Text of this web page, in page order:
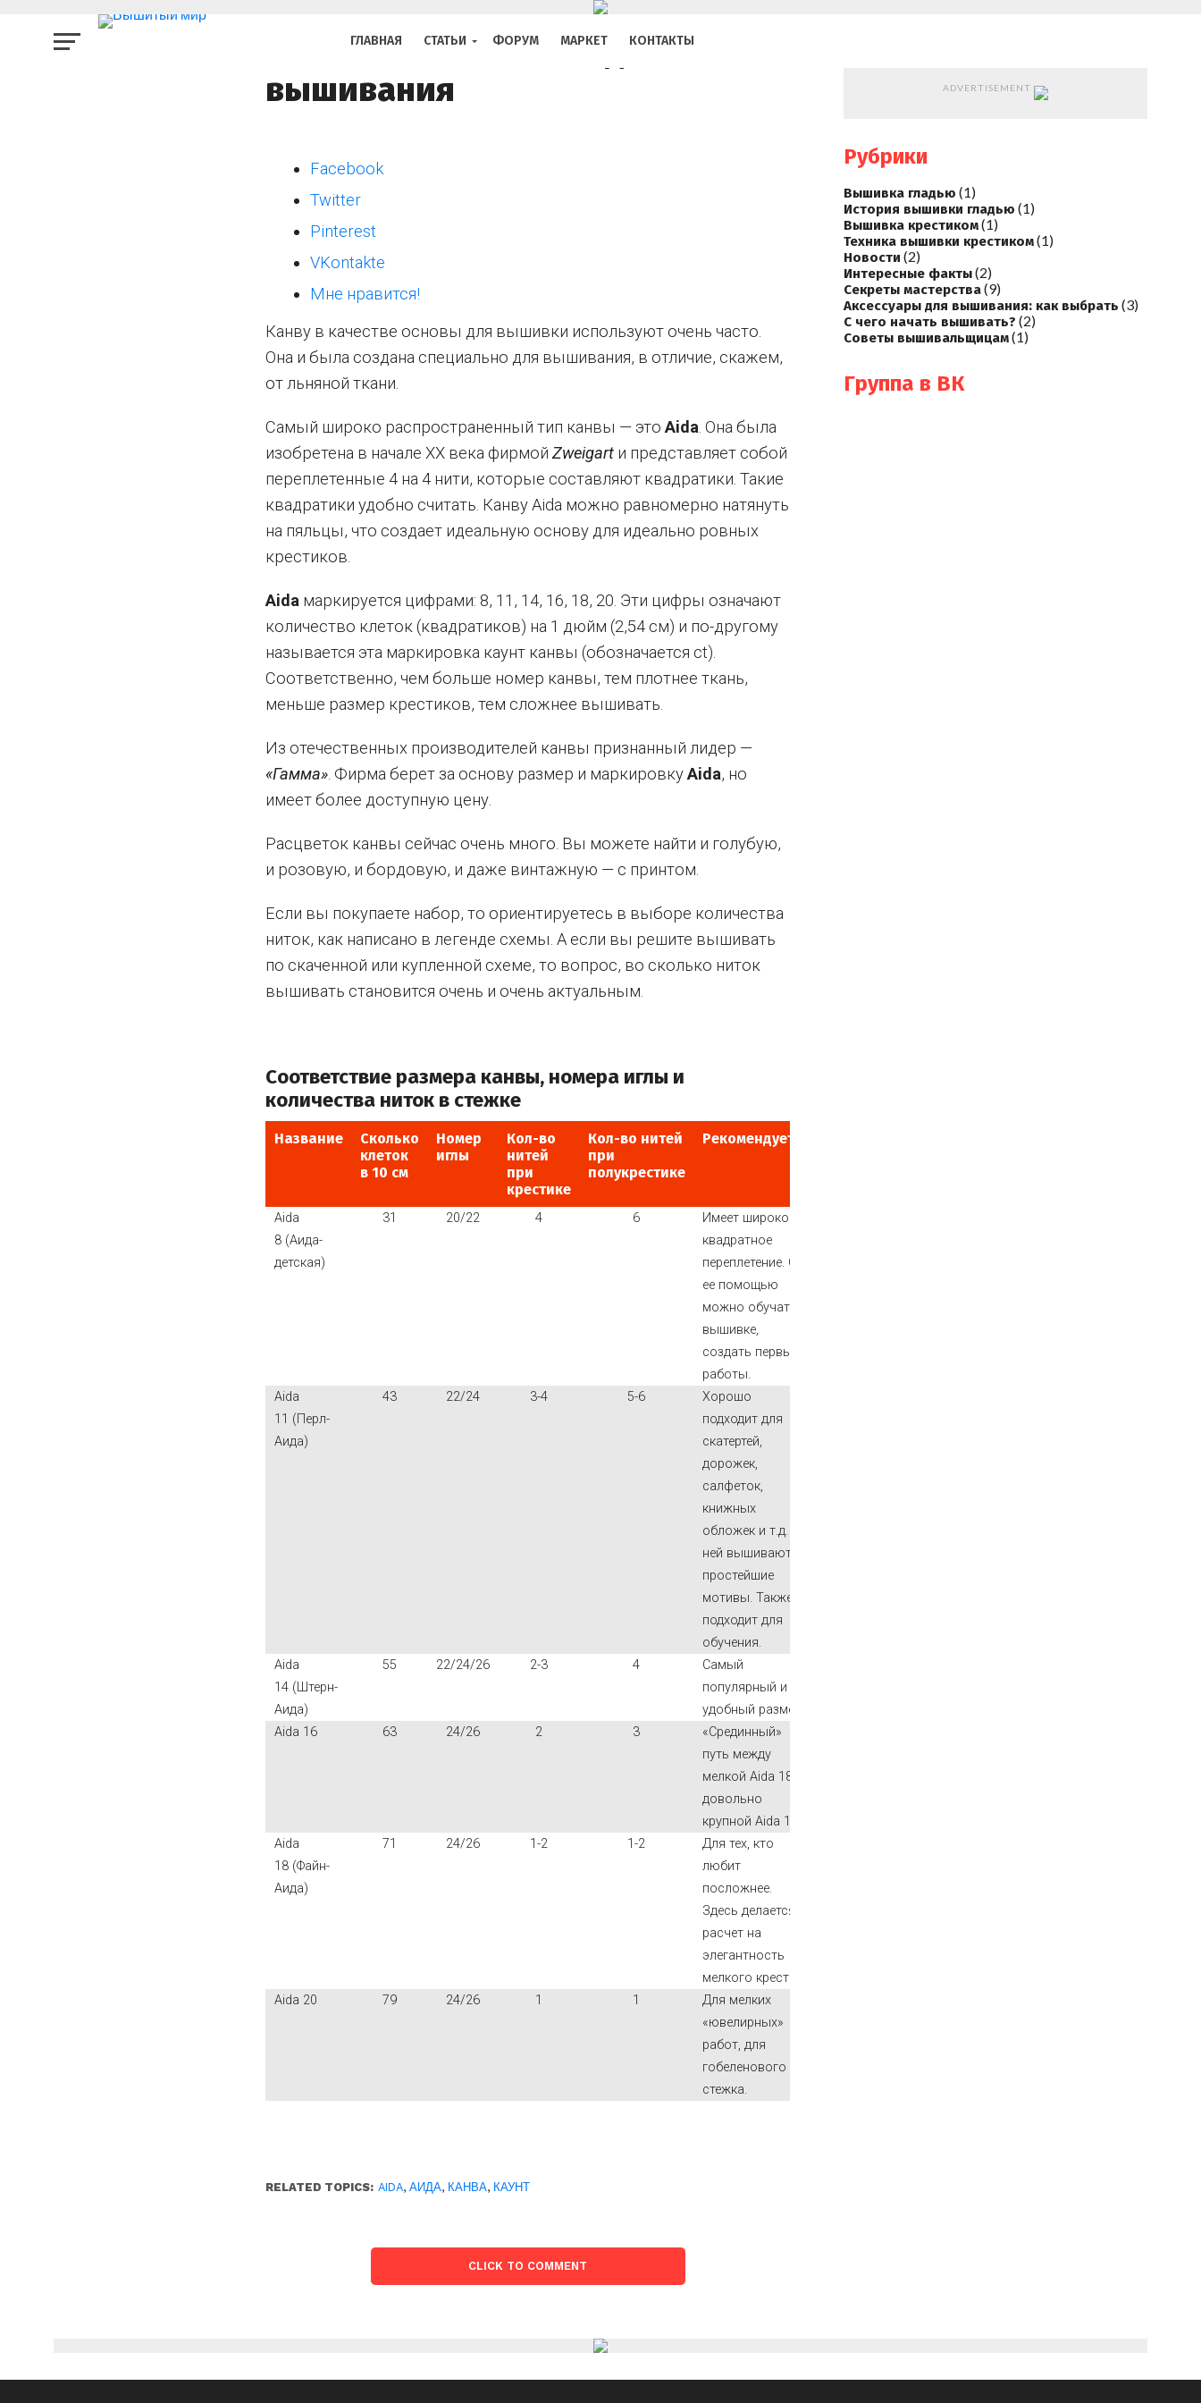
ГЛАВНАЯ СТАТЬИ ФОРУМ МАРКЕТ КОНТАКТЫ
Канва Aida — основа для
вышивания
Facebook
Twitter
Pinterest
VKontakte
Мне нравится!
Канву в качестве основы для вышивки используют очень часто.
Она и была создана специально для вышивания, в отличие, скажем,
от льняной ткани.
Самый широко распространенный тип канвы — этоAida . Она была
изобретена в начале ХХ века фирмойZweigart и представляет собой
переплетенные 4 на 4 нити, которые составляют квадратики. Такие
квадратики удобно считать. Канву Aida можно равномерно натянуть
на пяльцы, что создает идеальную основу для идеально ровных
крестиков.
Aida маркируется цифрами: 8, 11, 14, 16, 18, 20. Эти цифры означают
количество клеток (квадратиков) на 1 дюйм (2,54 см) и по-другому
называется эта маркировка каунт канвы (обозначается ct).
Соответственно, чем больше номер канвы, тем плотнее ткань,
меньше размер крестиков, тем сложнее вышивать.
Из отечественных производителей канвы признанный лидер —
«Гамма» . Фирма берет за основу размер и маркировкуАida, но
имеет более доступную цену.
Расцветок канвы сейчас очень много. Вы можете найти и голубую,
и розовую, и бордовую, и даже винтажную — с принтом.
Если вы покупаете набор, то ориентируетесь в выборе количества
ниток, как написано в легенде схемы. А если вы решите вышивать
по скаченной или купленной схеме, то вопрос, во сколько ниток
вышивать становится очень и очень актуальным.
Соответствие размера канвы, номера иглы и
количества ниток в стежке
Название
Сколько
клеток
в 10 см
Номер
иглы
Кол-во
нитей
при
крестике
Кол-во нитей
при
полукрестике
Рекомендуется
Aida
8 (Аида-
детская)
31 20/22 4 6
Имеет широкое
квадратное
переплетение. С
ее помощью
можно обучать
вышивке,
создать первые
работы.
Aida
11 (Перл-
Аида)
43 22/24 3-4 5-6
Хорошо
подходит для
скатертей,
дорожек,
салфеток,
книжных
обложек и т.д. По
ней вышиваются
простейшие
мотивы. Также
подходит для
обучения.
Aida
14 (Штерн-
Аида)
55 22/24/26 2-3 4
Самый
популярный и
удобный размер.
Aida 16
63 24/26 2 3
«Срединный»
путь между
мелкой Aida 18 и
довольно
крупной Aida 14.
Aida
18 (Файн-
Аида)
71 24/26 1-2 1-2
Для тех, кто
любит
посложнее.
Здесь делается
расчет на
элегантность
мелкого креста.
Aida 20
79 24/26 1 1
Для мелких
«ювелирных»
работ, для
гобеленового
стежка.
RELATED TOPICS: AIDA,АИДА, КАНВА, КАУНТ
CLICK TO COMMENT
ADVERTISEMENT
Рубрики
Вышивка гладью (1)
История вышивки гладью (1)
Вышивка крестиком(1)
Техника вышивки крестиком(1)
Новости (2)
Интересные факты(2)
Секреты мастерства(9)
Аксессуары для вышивания: как выбрать (3)
С чего начать вышивать? (2)
Советы вышивальщицам(1)
Группа в ВК